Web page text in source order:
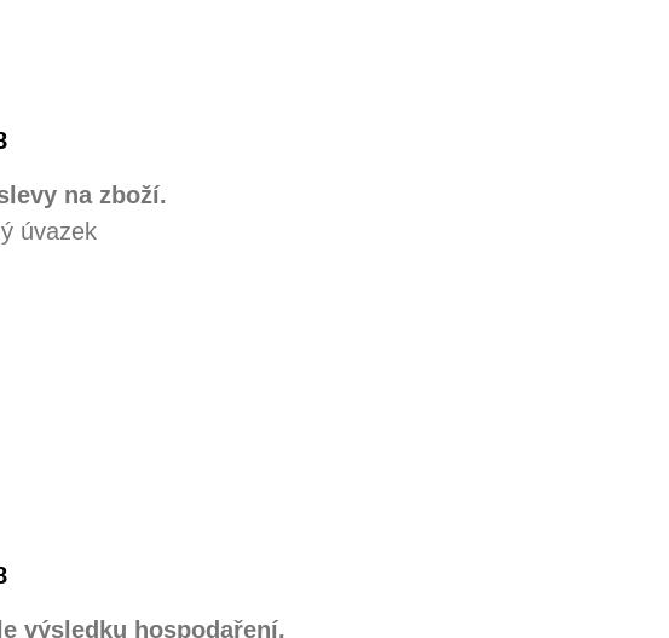
na zboží.
úvazek
výsledku hospodaření.